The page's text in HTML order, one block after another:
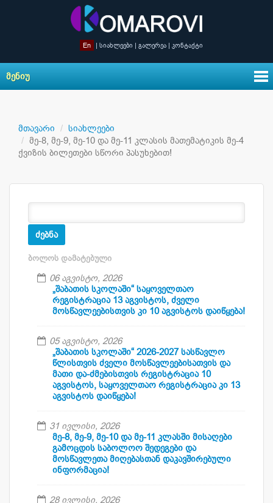
En | სიახლეები | გალერეა| კონტაქტი
ᲛᲔᲜᲘᲣ
მთავარი
სიახლეები
მე-8, მე-9, მე-10 და მე-11 კლასის მათემატიკის მე-4
ქვიზის ბილეთები სწორი პასუხებით!
ძებნა
ᲑᲝᲚᲝᲡ ᲓᲐᲛᲐᲢᲔᲑᲣᲚᲘ
06 აგვისტო, 2026
„შაბათის სკოლაში“ საყოველთაო
რეგისტრაცია 13 აგვისტოს, ძველი
მოსწავლეებისთვის კი 10 აგვისტოს დაიწყება!
05 აგვისტო, 2026
„შაბათის სკოლაში“ 2026-2027 სასწავლო
წლისთვის ძველი მოსწავლეებისათვის და
მათი და-ძმებისთვის რეგისტრაცია 10
აგვისტოს, საყოველთაო რეგისტრაცია კი 13
აგვისტოს დაიწყება!
31 ივლისი, 2026
მე-8, მე-9, მე-10 და მე-11 კლასში მისაღები
გამოცდის საბოლოო შედეგები და
მოსწავლეთა მიღებასთან დაკავშირებული
ინფორმაცია!
28 ივლისი, 2026